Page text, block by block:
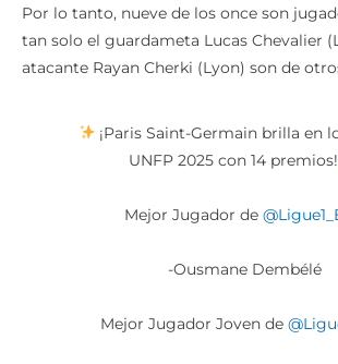
Por lo tanto, nueve de los once son
tan solo el guardameta Lucas Chevalier
atacante Rayan Cherki (Lyon) son de
¡Paris Saint-Germain brilla en
UNFP 2025 con 14 premios!
Mejor Jugador de
-Ousmane Dembélé
Mejor Jugador Joven de